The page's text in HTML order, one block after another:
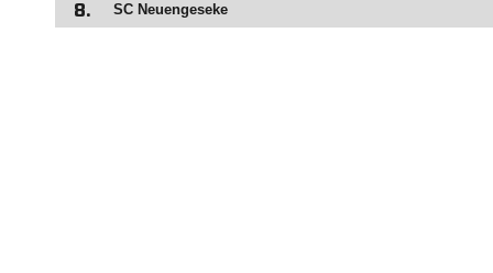
8. SC Neuengeseke